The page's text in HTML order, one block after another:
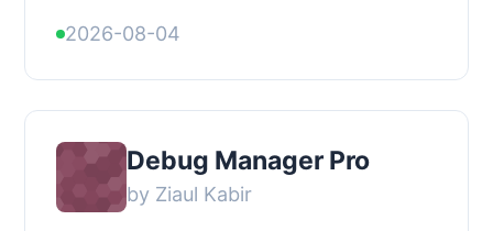
錯誤日誌和信心評分，幫助用戶快速定
位問題來源。...
2026-08-04
Debug Manager Pro
by Ziaul Kabir